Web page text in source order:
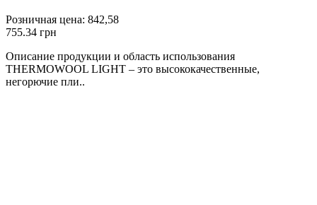
Розничная цена: 842,58
755.34 грн
Описание продукции и область использования
THERMOWOOL LIGHT – это высококачественные,
негорючие пли..